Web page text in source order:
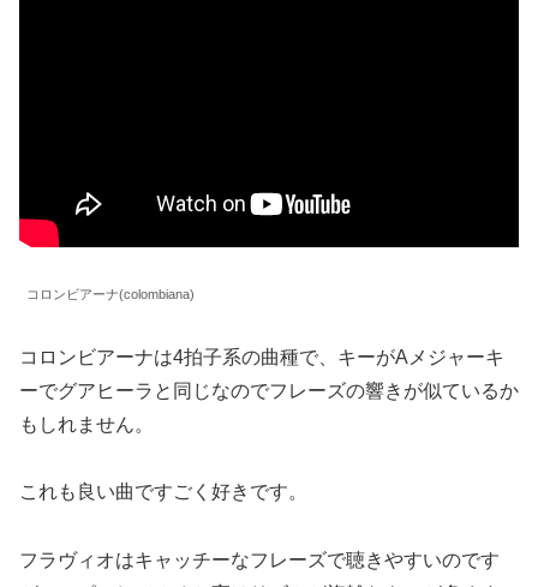
コロンビアーナ(colombiana)
コロンビアーナは4拍子系の曲種で、キーがAメジャーキ
ーでグアヒーラと同じなのでフレーズの響きが似ているか
もしれません。
これも良い曲ですごく好きです。
フラヴィオはキャッチーなフレーズで聴きやすいのです